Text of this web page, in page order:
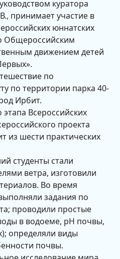
куратора
принимает участие в
юннатских
Общероссийским
движением детей
по
по территории парка 40-
Ирбит.
Всероссийских
проекта
из шести практических
студенты стали
ветра, изготовили
Во время
задания по
проводили простые
в водоеме, рН почвы,
определяли виды
почвы.